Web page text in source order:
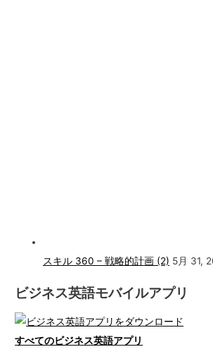
スキル 360 – 戦略的計画 (2) 5月 31,
ビジネス英語モバイルアプリ
すべてのビジネス英語アプリ